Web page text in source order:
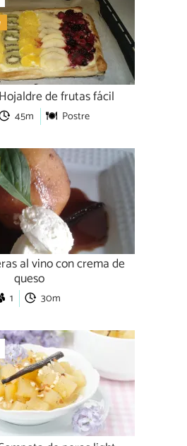
de frutas fácil
45m Postre
al vino con crema de
queso
1 30m